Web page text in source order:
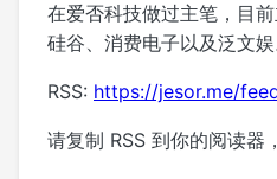
在爱否科技做过主笔，目
硅谷、消费电子以及泛文娱
RSS: https://jesor.me/
请复制 RSS 到你的阅读器